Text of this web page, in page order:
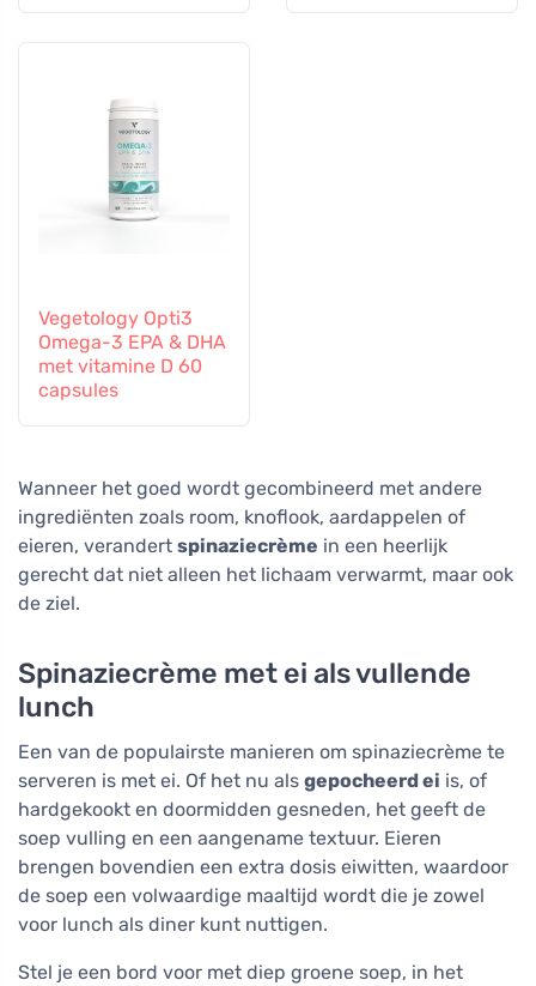
Vegetology Opti3
Omega-3 EPA & DHA
met vitamine D 60
capsules
Wanneer het goed wordt gecombineerd met andere
ingrediënten zoals room, knoflook, aardappelen of
eieren, verandert spinaziecrème in een heerlijk
gerecht dat niet alleen het lichaam verwarmt, maar ook
de ziel.
Spinaziecrème met ei als vullende
lunch
Een van de populairste manieren om spinaziecrème te
serveren is met ei. Of het nu als gepocheerd ei is, of
hardgekookt en doormidden gesneden, het geeft de
soep vulling en een aangename textuur. Eieren
brengen bovendien een extra dosis eiwitten, waardoor
de soep een volwaardige maaltijd wordt die je zowel
voor lunch als diner kunt nuttigen.
Stel je een bord voor met diep groene soep, in het